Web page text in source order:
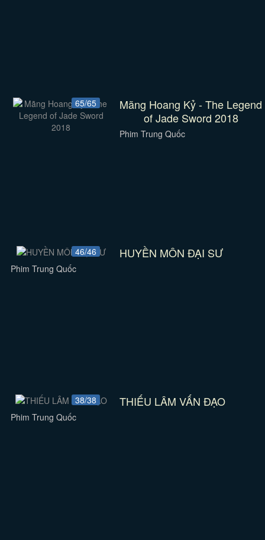
65/65
Mãng Hoang Kỷ - The Legend
of Jade Sword 2018
Phim Trung Quốc
46/46 HUYỀN MÔN ĐẠI SƯ
Phim Trung Quốc
38/38 THIẾU LÂM VẤN ĐẠO
Phim Trung Quốc